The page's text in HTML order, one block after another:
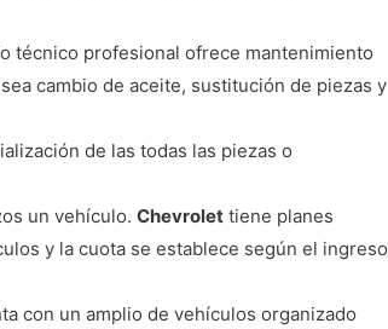
técnico profesional ofrece mantenimiento
cambio de aceite, sustitución de piezas y
de las todas las piezas o
un vehículo.Chevrolet tiene planes
y la cuota se establece según el ingreso
con un amplio de vehículos organizado